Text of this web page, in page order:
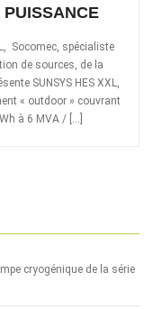
Socomec, spécialiste
de sources, de la
SUNSYS HES XXL,
« outdoor » couvrant
à 6 MVA / […]
cryogénique de la série